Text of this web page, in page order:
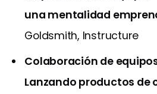
una mentalidad
Goldsmith, Instructure
Colaboración de
Lanzando productos de